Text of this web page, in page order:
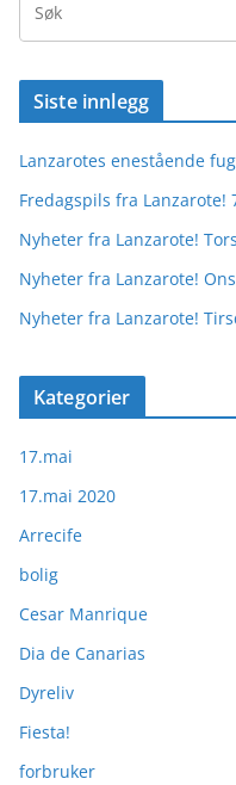
Siste innlegg
Lanzarotes enestående
Fredagspils fra Lanzarote!
Nyheter fra Lanzarote!
Nyheter fra Lanzarote!
Nyheter fra Lanzarote!
Kategorier
17.mai
17.mai 2020
Arrecife
bolig
Cesar Manrique
Dia de Canarias
Dyreliv
Fiesta!
forbruker